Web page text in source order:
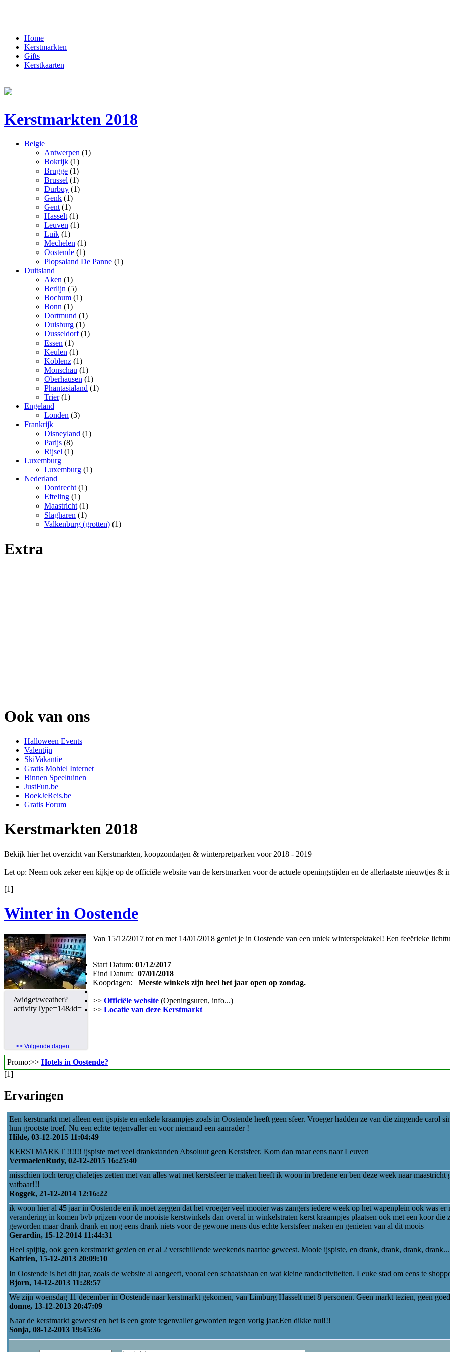
Home
Kerstmarkten
Gifts
Kerstkaarten
Kerstmarkten 2018
Belgie
Antwerpen (1)
Bokrijk (1)
Brugge (1)
Brussel (1)
Durbuy (1)
Genk (1)
Gent (1)
Hasselt (1)
Leuven (1)
Luik (1)
Mechelen (1)
Oostende (1)
Plopsaland De Panne (1)
Duitsland
Aken (1)
Berlijn (5)
Bochum (1)
Bonn (1)
Dortmund (1)
Duisburg (1)
Dusseldorf(1)
Essen (1)
Keulen (1)
Koblenz (1)
Monschau (1)
Oberhausen (1)
Phantasialand (1)
Trier(1)
Engeland
Londen (3)
Frankrijk
Disneyland (1)
Parijs (8)
Rijsel (1)
Luxemburg
Luxemburg (1)
Nederland
Dordrecht (1)
Efteling (1)
Maastricht (1)
Slagharen (1)
Valkenburg (grotten) (1)
Extra
Ook van ons
Halloween Events
Valentijn
SkiVakantie
Gratis Mobiel Internet
Binnen Speeltuinen
JustFun.be
BoekJeReis.be
Gratis Forum
Kerstmarkten 2018
Bekijk hier het overzicht van Kerstmarkten, koopzondagen & winterpretparken voor 2018 - 2019
Let op: Neem ook zeker een kijkje op de officiële website van de kerstmarken voor de actuele openingstijden en de allerlaatste nieuwtjes &
[1]
Winter in Oostende
>> Volgende dagen
Van 15/12/2017 tot en met 14/01/2018 geniet je in Oostende van een uniek winterspektakel! Een feeërieke
Start Datum: 01/12/2017
Eind Datum: 07/01/2018
Koopdagen: Meeste winkels zijn heel het jaar open op zondag.
>> Officiële website (Openingsuren, info...)
>> Locatie van deze Kerstmarkt
Promo:>> Hotels in Oostende?
[1]
Ervaringen
Een kerstmarkt met alleen een ijspiste en enkele kraampjes zoals in Oostende heeft geen sfeer. Vroeger hadden ze van die zingende carol
hun grootste troef. Nu een echte tegenvaller en voor niemand een aanrader !
Hilde, 03-12-2015 11:04:49
KERSTMARKT !!!!!! ijspiste met veel drankstanden Absoluut geen Kerstsfeer. Kom dan maar eens naar Leuven
VermaelenRudy, 02-12-2015 16:25:40
misschien toch terug chaletjes zetten met van alles wat met kerstsfeer te maken heeft ik woon in bredene en ben deze week naar
vatbaar!!!
Roggek, 21-12-2014 12:16:22
ik woon hier al 45 jaar in Oostende en ik moet zeggen dat het vroeger veel mooier was zangers iedere week op het wapenplein ook was
verandering in komen bvb prijzen voor de mooiste kerstwinkels dan overal in winkelstraten kerst kraampjes plaatsen ook met een koor
geworden maar drank drank en nog eens drank niets voor de gewone mens dus echte kerstsfeer maken en genieten van al dit moois
Gerardin, 15-12-2014 11:44:31
Heel spijtig, ook geen kerstmarkt gezien en er al 2 verschillende weekends naartoe geweest. Mooie ijspiste, en drank, drank, drank,
Katrien, 15-12-2013 20:09:10
In Oostende is het dit jaar, zoals de website al aangeeft, vooral een schaatsbaan en wat kleine randactiviteiten. Leuke stad om eens te
Bjorn, 14-12-2013 11:28:57
We zijn woensdag 11 december in Oostende naar kerstmarkt gekomen, van Limburg Hasselt met 8 personen. Geen markt tezien, geen
donne, 13-12-2013 20:47:09
Naar de kerstmarkt geweest en het is een grote tegenvaller geworden tegen vorig jaar.Een dikke nul!!!
Sonja, 08-12-2013 19:45:36